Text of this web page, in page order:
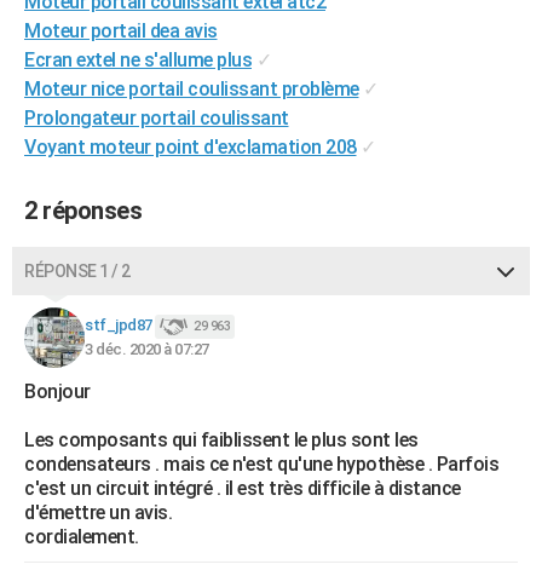
BONS PLANS
CARTE DE VOEUX
Carte de Noël
Carte Bonne année
Carte Saint-Valentin
Carte Pâques
Carte d'anniversaire
DICTIONNAIRE
Dictionnaire
Biographies
Citations
Expressions
Proverbes
PROGRAMME TV
COPAINS D'AVANT
FORUM
Bricolage
Lifestyle
Culture
Sport
Auto
Television
Voyage
Cinema
Moteur portail dea avis
Ecran extel ne s'allume plus ✓
Moteur nice portail coulissant problème ✓
Prolongateur portail coulissant
Voyant moteur point d'exclamation 208 ✓
2 réponses
RÉPONSE 1 / 2
stf_jpd87 29 963
3 déc. 2020 à 07:27
Bonjour
Les composants qui faiblissent le plus sont les
condensateurs . mais ce n'est qu'une hypothèse . Parfois
c'est un circuit intégré . il est très difficile à distance
d'émettre un avis.
cordialement.